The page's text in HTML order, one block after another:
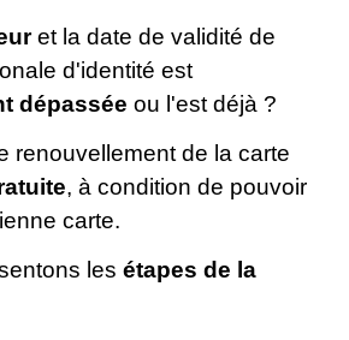
et la date de validité de
d'identité est
dépassée ou l'est déjà ?
renouvellement de la carte
, à condition de pouvoir
carte.
les étapes de la